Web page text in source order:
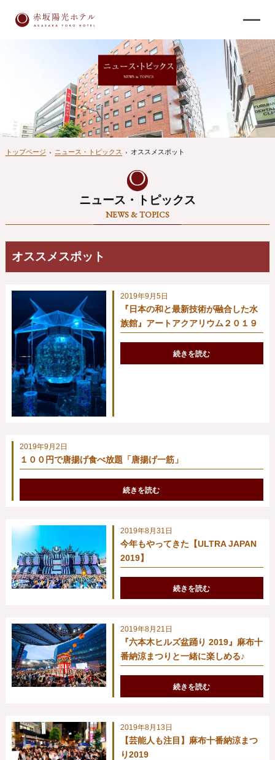
トップページ › ニュース・トピックス › オススメスポット
ニュース・トピックス
NEWS & TOPICS
オススメスポット
2019年9月5日
『日本の和と最新技術が融合した水
族館』アートアクアリウム２０１９
続きを読む
2019年9月2日
１００円で唐揚げ食べ放題「唐揚げ一筋」
続きを読む
2019年8月31日
今年もやってきた【ULTRA JAPAN
2019】
続きを読む
2019年8月21日
『六本木ヒルズ盆踊り 2019』麻布十
番納涼まつりと一緒に楽しめる♪
続きを読む
2019年8月13日
【芸能人も注目】麻布十番納涼まつ
り2019